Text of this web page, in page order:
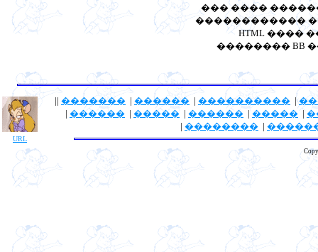
��� ����
������������
HTML
�������� BB
URL
|| ������� | ������ | ���������� |
| ������ | ����� | ������ | ����� |
| �������� |